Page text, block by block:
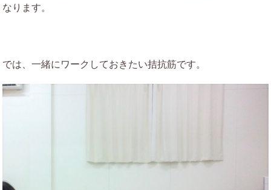
なります。
では、一緒にワークしておきたい拮抗筋です。